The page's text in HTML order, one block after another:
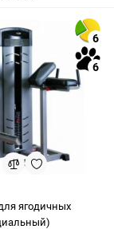
6
6
ягодичных